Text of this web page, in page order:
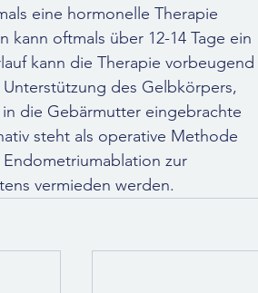
eine hormonelle Therapie
oftmals über 12-14 Tage ein
kann die Therapie vorbeugend
des Gelbkörpers,
die Gebärmutter eingebrachte
steht als operative Methode
zur
vermieden werden.